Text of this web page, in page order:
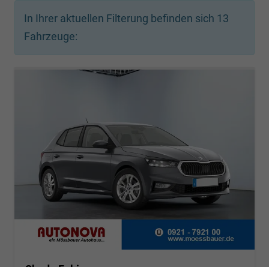
In Ihrer aktuellen Filterung befinden sich 13
Fahrzeuge: